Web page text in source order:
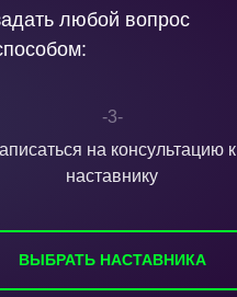
любой вопрос
на консультацию к
наставнику
ВЫБРАТЬ НАСТАВНИКА
-3-